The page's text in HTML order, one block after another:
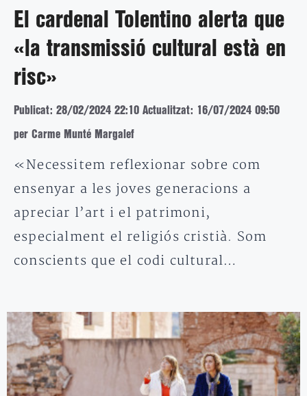
El cardenal Tolentino alerta que
«la transmissió cultural està en
risc»
Publicat: 28/02/2024 22:10 Actualitzat: 16/07/2024 09:50
per Carme Munté Margalef
«Necessitem reflexionar sobre com
ensenyar a les joves generacions a
apreciar l’art i el patrimoni,
especialment el religiós cristià. Som
conscients que el codi cultural…